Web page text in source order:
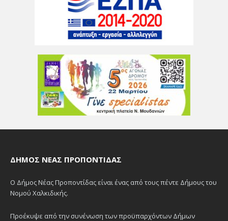
ΔΉΜΟΣ ΝΈΑΣ ΠΡΟΠΟΝΤΊΔΑΣ
Ο Δήμος Νέας Προποντίδας είναι ένας από τους πέντε Δήμους του
Νομού Χαλκιδικής.
Προέκυψε από την συνένωση των προϋπαρχόντων Δήμων